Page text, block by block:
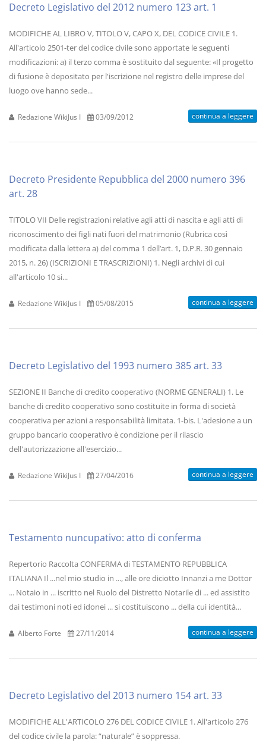
Decreto Legislativo del 2012 numero 123 art. 1
MODIFICHE AL LIBRO V, TITOLO V, CAPO X, DEL CODICE CIVILE 1.
All'articolo 2501-ter del codice civile sono apportate le seguenti
modificazioni: a) il terzo comma è sostituito dal seguente: «Il progetto
di fusione è depositato per l'iscrizione nel registro delle imprese del
luogo ove hanno sede...
Redazione WikiJus I 03/09/2012 continua a leggere
Decreto Presidente Repubblica del 2000 numero 396
art. 28
TITOLO VII Delle registrazioni relative agli atti di nascita e agli atti di
riconoscimento dei figli nati fuori del matrimonio (Rubrica così
modificata dalla lettera a) del comma 1 dell’art. 1, D.P.R. 30 gennaio
2015, n. 26) (ISCRIZIONI E TRASCRIZIONI) 1. Negli archivi di cui
all'articolo 10 si...
Redazione WikiJus I 05/08/2015 continua a leggere
Decreto Legislativo del 1993 numero 385 art. 33
SEZIONE II Banche di credito cooperativo (NORME GENERALI) 1. Le
banche di credito cooperativo sono costituite in forma di società
cooperativa per azioni a responsabilità limitata. 1-bis. L'adesione a un
gruppo bancario cooperativo è condizione per il rilascio
dell'autorizzazione all'esercizio...
Redazione WikiJus I 27/04/2016 continua a leggere
Testamento nuncupativo: atto di conferma
Repertorio Raccolta CONFERMA di TESTAMENTO REPUBBLICA
ITALIANA Il ...nel mio studio in ..., alle ore diciotto Innanzi a me Dottor
... Notaio in ... iscritto nel Ruolo del Distretto Notarile di ... ed assistito
dai testimoni noti ed idonei ... si costituiscono ... della cui identità...
Alberto Forte 27/11/2014 continua a leggere
Decreto Legislativo del 2013 numero 154 art. 33
MODIFICHE ALL'ARTICOLO 276 DEL CODICE CIVILE 1. All'articolo 276
del codice civile la parola: “naturale” è soppressa.